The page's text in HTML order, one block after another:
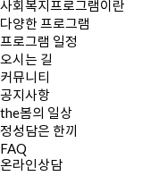
사회복지프로그램이란
다양한 프로그램
프로그램 일정
오시는 길
커뮤니티
공지사항
the봄의 일상
정성담은 한끼
FAQ
온라인상담